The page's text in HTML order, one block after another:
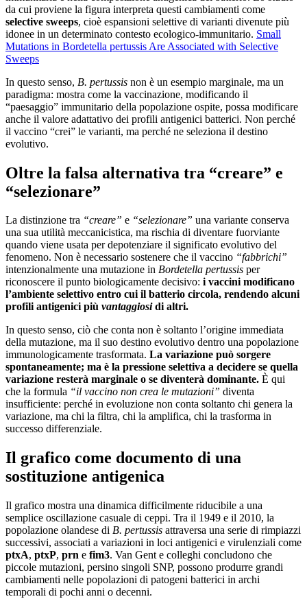
da cui proviene la figura interpreta questi cambiamenti come
selective sweeps, cioè espansioni selettive di varianti divenute più
idonee in un determinato contesto ecologico-immunitario. Small
Mutations in Bordetella pertussis Are Associated with Selective
Sweeps
In questo senso, B. pertussis non è un esempio marginale, ma un
paradigma: mostra come la vaccinazione, modificando il
“paesaggio” immunitario della popolazione ospite, possa modificare
anche il valore adattativo dei profili antigenici batterici. Non perché
il vaccino “crei” le varianti, ma perché ne seleziona il destino
evolutivo.
Oltre la falsa alternativa tra “creare” e
“selezionare”
La distinzione tra “creare” e “selezionare” una variante conserva
una sua utilità meccanicistica, ma rischia di diventare fuorviante
quando viene usata per depotenziare il significato evolutivo del
fenomeno. Non è necessario sostenere che il vaccino “fabbrichi”
intenzionalmente una mutazione in Bordetella pertussis per
riconoscere il punto biologicamente decisivo: i vaccini modificano
l’ambiente selettivo entro cui il batterio circola, rendendo alcuni
profili antigenici più vantaggiosidi altri.
In questo senso, ciò che conta non è soltanto l’origine immediata
della mutazione, ma il suo destino evolutivo dentro una popolazione
immunologicamente trasformata. La variazione può sorgere
spontaneamente; ma è la pressione selettiva a decidere se quella
variazione resterà marginale o se diventerà dominante. È qui
che la formula “il vaccino non crea le mutazioni” diventa
insufficiente: perché in evoluzione non conta soltanto chi genera la
variazione, ma chi la filtra, chi la amplifica, chi la trasforma in
successo differenziale.
Il grafico come documento di una
sostituzione antigenica
Il grafico mostra una dinamica difficilmente riducibile a una
semplice oscillazione casuale di ceppi. Tra il 1949 e il 2010, la
popolazione olandese di B. pertussis attraversa una serie di rimpiazzi
successivi, associati a variazioni in loci antigenici e virulenziali come
ptxA, ptxP, prn e fim3. Van Gent e colleghi concludono che
piccole mutazioni, persino singoli SNP, possono produrre grandi
cambiamenti nelle popolazioni di patogeni batterici in archi
temporali di pochi anni o decenni.